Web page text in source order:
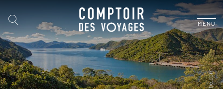
MENU